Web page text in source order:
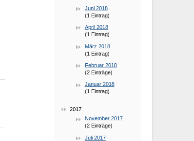
Juni 2018
(1 Eintrag)
April 2018
(1 Eintrag)
März 2018
(1 Eintrag)
Februar 2018
(2 Einträge)
Januar 2018
(1 Eintrag)
2017
November 2017
(2 Einträge)
Juli 2017